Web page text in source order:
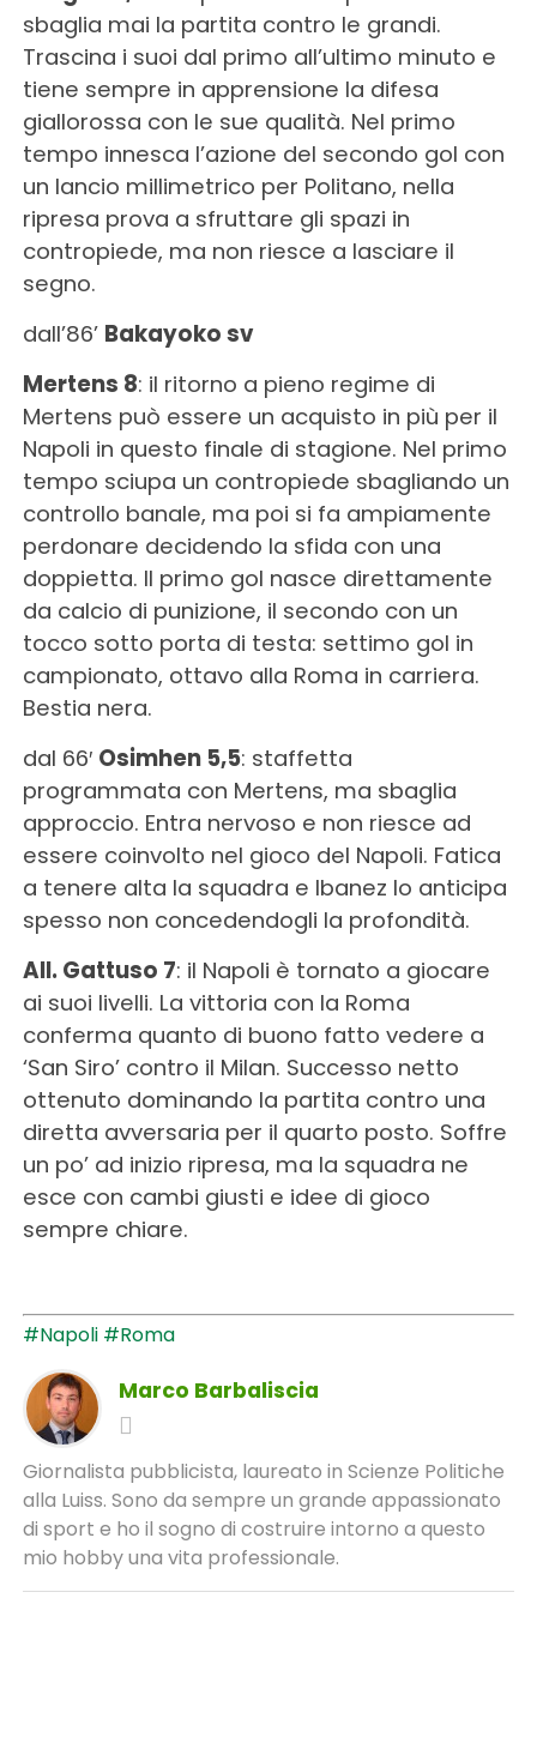
sbaglia mai la partita contro le grandi.
Trascina i suoi dal primo all’ultimo minuto e
tiene sempre in apprensione la difesa
giallorossa con le sue qualità. Nel primo
tempo innesca l’azione del secondo gol con
un lancio millimetrico per Politano, nella
ripresa prova a sfruttare gli spazi in
contropiede, ma non riesce a lasciare il
segno.
dall’86’ Bakayoko sv
Mertens 8: il ritorno a pieno regime di
Mertens può essere un acquisto in più per il
Napoli in questo finale di stagione. Nel primo
tempo sciupa un contropiede sbagliando un
controllo banale, ma poi si fa ampiamente
perdonare decidendo la sfida con una
doppietta. Il primo gol nasce direttamente
da calcio di punizione, il secondo con un
tocco sotto porta di testa: settimo gol in
campionato, ottavo alla Roma in carriera.
Bestia nera.
dal 66′ Osimhen 5,5: staffetta
programmata con Mertens, ma sbaglia
approccio. Entra nervoso e non riesce ad
essere coinvolto nel gioco del Napoli. Fatica
a tenere alta la squadra e Ibanez lo anticipa
spesso non concedendogli la profondità.
All. Gattuso 7: il Napoli è tornato a giocare
ai suoi livelli. La vittoria con la Roma
conferma quanto di buono fatto vedere a
‘San Siro’ contro il Milan. Successo netto
ottenuto dominando la partita contro una
diretta avversaria per il quarto posto. Soffre
un po’ ad inizio ripresa, ma la squadra ne
esce con cambi giusti e idee di gioco
sempre chiare.
#Napoli #Roma
Marco Barbaliscia
Giornalista pubblicista, laureato in Scienze Politiche
alla Luiss. Sono da sempre un grande appassionato
di sport e ho il sogno di costruire intorno a questo
mio hobby una vita professionale.